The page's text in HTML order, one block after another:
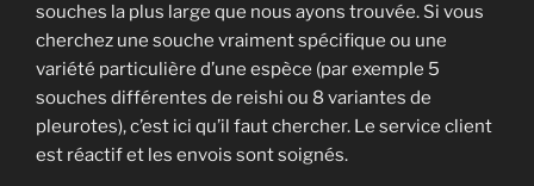
souches la plus large que nous ayons trouvée. Si vous
cherchez une souche vraiment spécifique ou une
variété particulière d’une espèce (par exemple 5
souches différentes de reishi ou 8 variantes de
pleurotes), c’est ici qu’il faut chercher. Le service client
est réactif et les envois sont soignés.